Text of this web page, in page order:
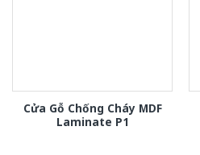
Cửa Gỗ Chống Cháy MDF
Laminate P1